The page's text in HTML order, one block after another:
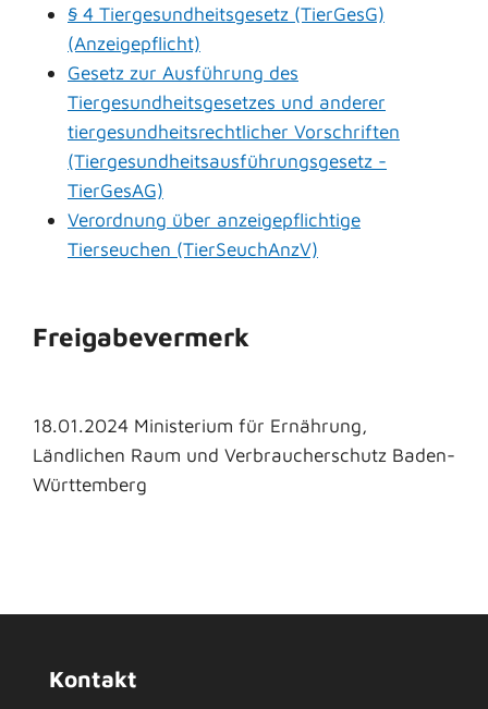
§ 4 Tiergesundheitsgesetz (TierGesG)
(Anzeigepflicht)
Gesetz zur Ausführung des
Tiergesundheitsgesetzes und anderer
tiergesundheitsrechtlicher Vorschriften
(Tiergesundheitsausführungsgesetz -
TierGesAG)
Verordnung über anzeigepflichtige
Tierseuchen (TierSeuchAnzV)
Freigabevermerk
18.01.2024 Ministerium für Ernährung,
Ländlichen Raum und Verbraucherschutz Baden-
Württemberg
Kontakt